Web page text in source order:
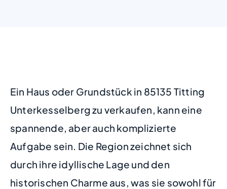
Ein Haus oder Grundstück in 85135 Titting
Unterkesselberg zu verkaufen, kann eine
spannende, aber auch komplizierte
Aufgabe sein. Die Region zeichnet sich
durch ihre idyllische Lage und den
historischen Charme aus, was sie sowohl für